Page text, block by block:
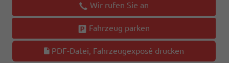
Wir rufen Sie an
Fahrzeug parken
PDF-Datei, Fahrzeugexposé drucken